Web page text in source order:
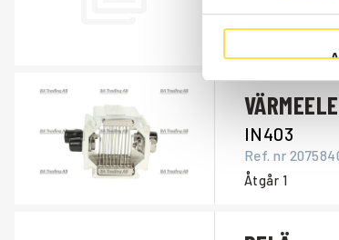
Ref. nr
IN403
Ref. nr
Åtgår 1